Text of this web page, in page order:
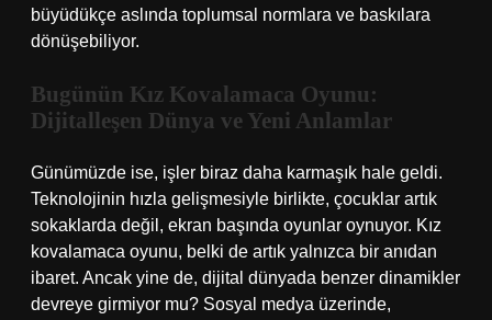
büyüdükçe aslında toplumsal normlara ve baskılara
dönüşebiliyor.
Bugünün Kız Kovalamaca Oyunu:
Dijitalleşen Dünya ve Yeni Anlamlar
Günümüzde ise, işler biraz daha karmaşık hale geldi.
Teknolojinin hızla gelişmesiyle birlikte, çocuklar artık
sokaklarda değil, ekran başında oyunlar oynuyor. Kız
kovalamaca oyunu, belki de artık yalnızca bir anıdan
ibaret. Ancak yine de, dijital dünyada benzer dinamikler
devreye girmiyor mu? Sosyal medya üzerinde,